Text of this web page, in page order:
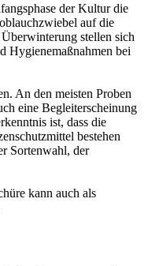
der Kultur die
auf die
stellen sich
Hygienemaßnahmen bei
An den meisten Proben
eine Begleiterscheinung
ist, dass die
bestehen
Sortenwahl, der
kann auch als